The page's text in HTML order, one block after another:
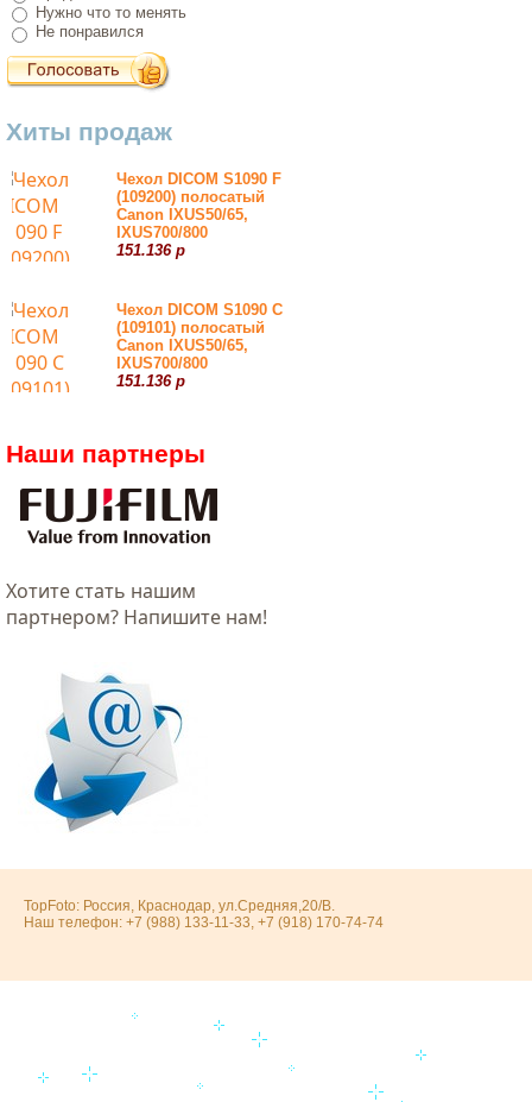
Нужно что то менять
Не понравился
Хиты продаж
Чехол DICOM S1090 F
(109200) полосатый
Canon IXUS50/65,
IXUS700/800
151.136 р
Чехол DICOM S1090 С
(109101) полосатый
Canon IXUS50/65,
IXUS700/800
151.136 р
Наши партнеры
Хотитe стать нашим
партнером? Напишите нам!
TopFoto: Россия, Краснодар, ул.Средняя,20/В.
Наш телефон: +7 (988) 133-11-33, +7 (918) 170-74-74